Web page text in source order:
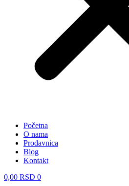
Početna
O nama
Prodavnica
Blog
Kontakt
0,00 RSD 0